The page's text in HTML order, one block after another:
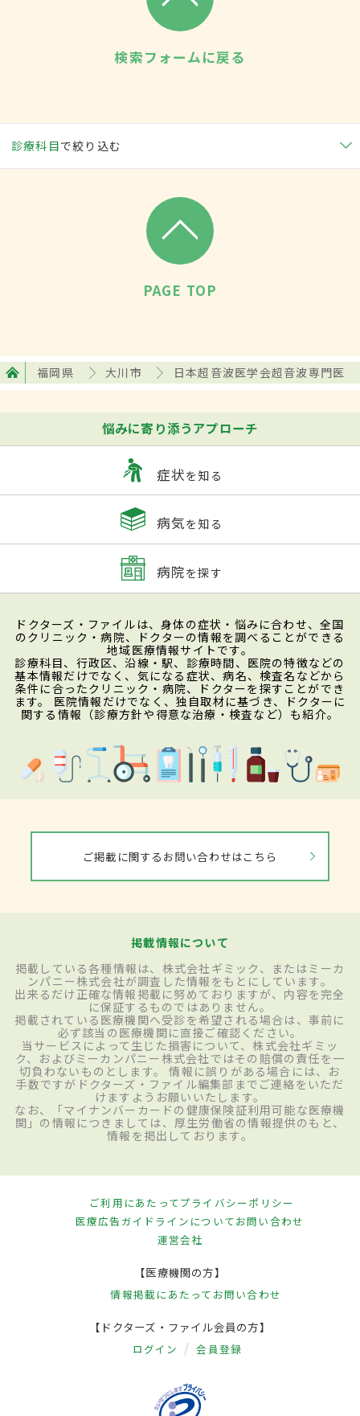
検索フォームに戻る
診療科目で絞り込む
PAGE TOP
福岡県 大川市 日本超音波医学会超音波専門医
悩みに寄り添うアプローチ
症状を知る
病気を知る
病院を探す
ドクターズ・ファイルは、身体の症状・悩みに合わせ、全国
のクリニック・病院、ドクターの情報を調べることができる
地域医療情報サイトです。
診療科目、行政区、沿線・駅、診療時間、医院の特徴などの
基本情報だけでなく、気になる症状、病名、検査名などから
条件に合ったクリニック・病院、ドクターを探すことができ
ます。 医院情報だけでなく、独自取材に基づき、ドクターに
関する情報（診療方針や得意な治療・検査など）も紹介。
ご掲載に関するお問い合わせはこちら
掲載情報について
掲載している各種情報は、株式会社ギミック、またはミーカ
ンパニー株式会社が調査した情報をもとにしています。
出来るだけ正確な情報掲載に努めておりますが、内容を完全
に保証するものではありません。
掲載されている医療機関へ受診を希望される場合は、事前に
必ず該当の医療機関に直接ご確認ください。
当サービスによって生じた損害について、株式会社ギミッ
ク、およびミーカンパニー株式会社ではその賠償の責任を一
切負わないものとします。 情報に誤りがある場合には、お
手数ですがドクターズ・ファイル編集部までご連絡をいただ
けますようお願いいたします。
なお、「マイナンバーカードの健康保険証利用可能な医療機
関」の情報につきましては、厚生労働省の情報提供のもと、
情報を掲出しております。
ご利用にあたってプライバシーポリシー
医療広告ガイドラインについてお問い合わせ
運営会社
【医療機関の方】
情報掲載にあたって お問い合わせ
【ドクターズ・ファイル会員の方】
ログイン 会員登録